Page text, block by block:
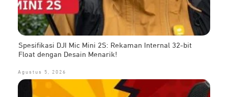
Spesifikasi DJI Mic Mini 2S: Rekaman Internal 32-bit
Float dengan Desain Menarik!
Agustus 5, 2026